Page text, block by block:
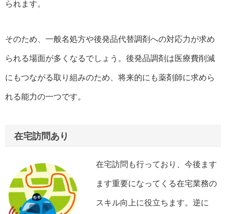
られます。
そのため、一般名処方や後発品代替調剤への対応力が求め
られる場面が多くなるでしょう。後発品調剤は医療費削減
にもつながる取り組みのため、将来的にも薬剤師に求めら
れる能力の一つです。
在宅訪問あり
在宅訪問も行っており、今後ます
ます重要になってくる在宅業務の
スキル向上に役立ちます。逆に